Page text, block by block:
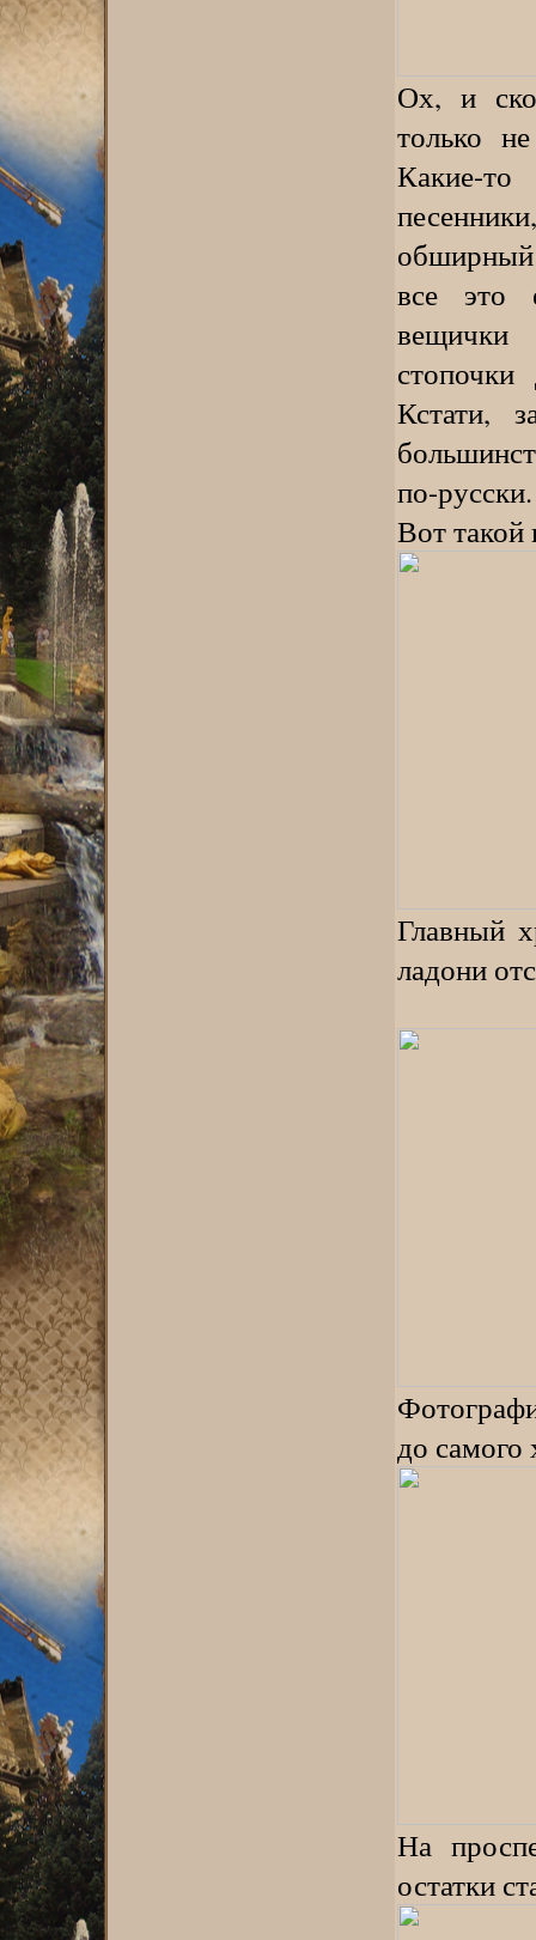
Ох, и
только
Какие-
обширный
все это
вещички
Кстати,
по-русски.
Вот такой
Главный
ладони
до самого
На
остатки